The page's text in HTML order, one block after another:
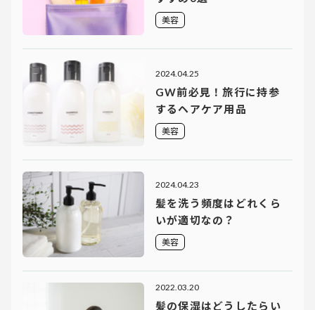
美容
2024.04.25
GW前必見！旅行に持参
するヘアケア用品
美容
2024.04.23
髪を洗う頻度はどれくら
いが適切なの？
美容
2022.03.20
髪の保湿はどうしたらい